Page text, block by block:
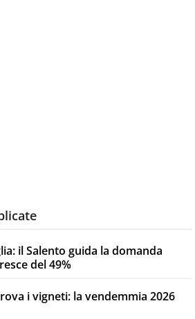
il Salento guida la domanda
del 49%
i vigneti: la vendemmia 2026